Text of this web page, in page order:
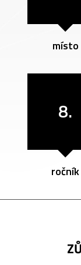
místo
8.
ročník